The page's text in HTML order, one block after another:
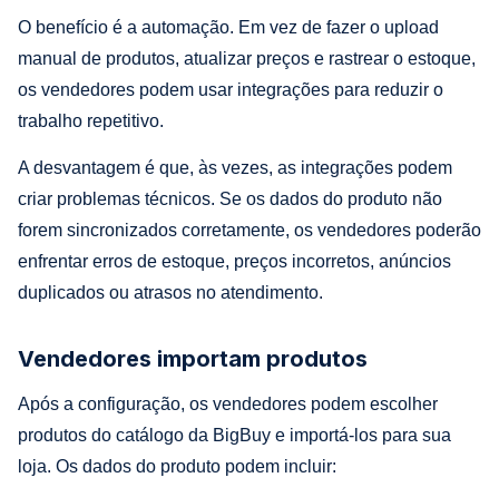
O benefício é a automação. Em vez de fazer o upload
manual de produtos, atualizar preços e rastrear o estoque,
os vendedores podem usar integrações para reduzir o
trabalho repetitivo.
A desvantagem é que, às vezes, as integrações podem
criar problemas técnicos. Se os dados do produto não
forem sincronizados corretamente, os vendedores poderão
enfrentar erros de estoque, preços incorretos, anúncios
duplicados ou atrasos no atendimento.
Vendedores importam produtos
Após a configuração, os vendedores podem escolher
produtos do catálogo da BigBuy e importá-los para sua
loja. Os dados do produto podem incluir: